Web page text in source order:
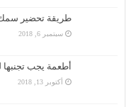
طريقة تحضير سمك
سبتمبر 6, 2018
أطعمة يجب تجنبها
أكتوبر 13, 2018